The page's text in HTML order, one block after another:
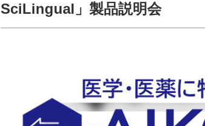
SciLingual」製品説明会